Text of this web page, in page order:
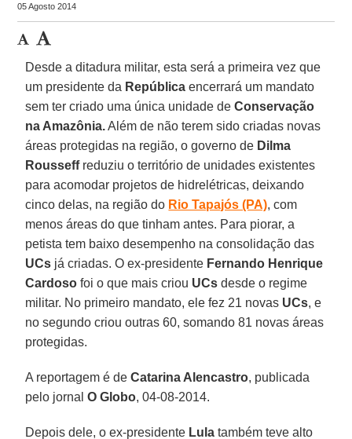
05 Agosto 2014
Desde a ditadura militar, esta será a primeira vez que
um presidente da República encerrará um mandato
sem ter criado uma única unidade deConservação
na Amazônia.Além de não terem sido criadas novas
áreas protegidas na região, o governo de Dilma
Rousseffreduziu o território de unidades existentes
para acomodar projetos de hidrelétricas, deixando
cinco delas, na região do Rio Tapajós (PA), com
menos áreas do que tinham antes. Para piorar, a
petista tem baixo desempenho na consolidação das
UCs já criadas. O ex-presidente Fernando Henrique
Cardoso foi o que mais criou UCs desde o regime
militar. No primeiro mandato, ele fez 21 novas UCs, e
no segundo criou outras 60, somando 81 novas áreas
protegidas.
A reportagem é deCatarina Alencastro, publicada
pelo jornalO Globo, 04-08-2014.
Depois dele, o ex-presidente Lula também teve alto